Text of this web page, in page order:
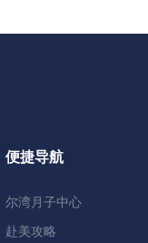
便捷导航
尔湾月子中心
赴美攻略